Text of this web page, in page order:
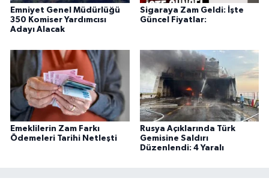
Emniyet Genel Müdürlüğü
350 Komiser Yardımcısı
Adayı Alacak
Sigaraya Zam Geldi: İşte
Güncel Fiyatlar:
Emeklilerin Zam Farkı
Ödemeleri Tarihi Netleşti
Rusya Açıklarında Türk
Gemisine Saldırı
Düzenlendi: 4 Yaralı